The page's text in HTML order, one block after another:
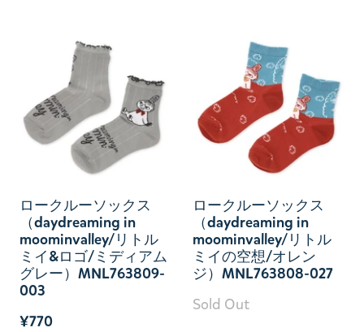
ロークルーソックス
（daydreaming in
moominvalley/リトル
ミイ&ロゴ/ミディアム
グレー）MNL763809-
003
¥770
ロークルーソックス
（daydreaming in
moominvalley/リトル
ミイの空想/オレン
ジ）MNL763808-027
Sold Out